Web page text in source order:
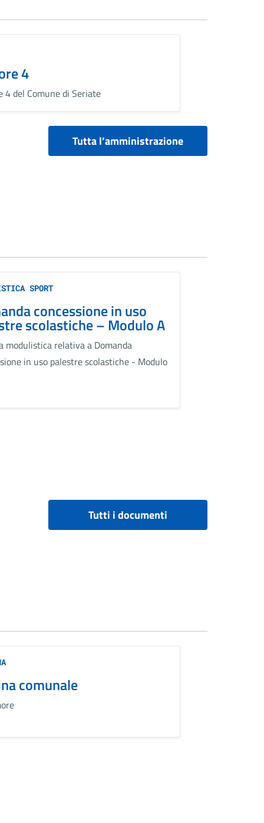
4
4 del Comune di Seriate
Tutta l’amministrazione
SPORT
concessione in uso
scolastiche – Modulo A
modulistica relativa a Domanda
in uso palestre scolastiche - Modulo
Tutti i documenti
comunale